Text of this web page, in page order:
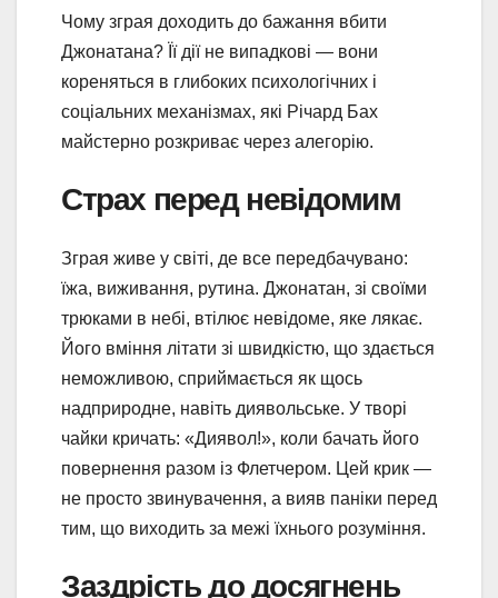
Чому зграя доходить до бажання вбити
Джонатана? Її дії не випадкові — вони
кореняться в глибоких психологічних і
соціальних механізмах, які Річард Бах
майстерно розкриває через алегорію.
Страх перед невідомим
Зграя живе у світі, де все передбачувано:
їжа, виживання, рутина. Джонатан, зі своїми
трюками в небі, втілює невідоме, яке лякає.
Його вміння літати зі швидкістю, що здається
неможливою, сприймається як щось
надприродне, навіть диявольське. У творі
чайки кричать: «Диявол!», коли бачать його
повернення разом із Флетчером. Цей крик —
не просто звинувачення, а вияв паніки перед
тим, що виходить за межі їхнього розуміння.
Заздрість до досягнень